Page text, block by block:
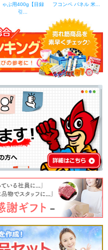
ゃぶ用400g【目録
引...
フコンペ パネル 米...